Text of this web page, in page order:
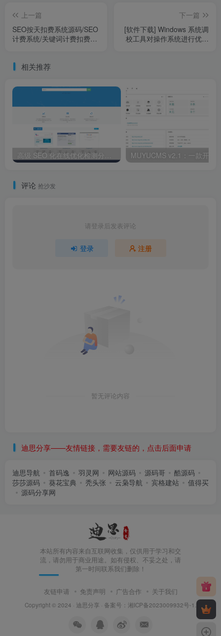
上一篇
SEO按天扣费系统源码/SEO
计费系统/关键词计费扣费系
下一篇
[软件下载] Windows 系统调
校工具对操作系统进行优化
相关推荐
评论 抢沙发
请登录后发表评论
登录 注册
暂无评论内容
迪思分享——友情链接，需要友链的，点击后面申请
迪思导航 首码逸 羽灵网 网站源码 源码哥
酷源码
莎莎源码
葵花宝典 秃头张 云枭导航 宾格建站
值得买
源码分享网
本站所有内容来自互联网收集，仅供用于学习和交
流，请勿用于商业用途。如有侵权、不妥之处，请
第一时间联系我们删除！
友链申请 免责声明 广告合作 关于我们
Copyright © 2024 · 迪思分享 · 备案号： 湘ICP备2023009932号-1